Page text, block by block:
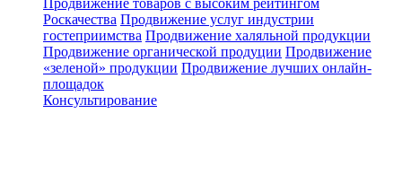
Продвижение товаров с высоким рейтингом
Роскачества Продвижение услуг индустрии
гостеприимства Продвижение халяльной продукции
Продвижение органической продуции Продвижение
«зеленой» продукции Продвижение лучших онлайн-
площадок
Консультирование